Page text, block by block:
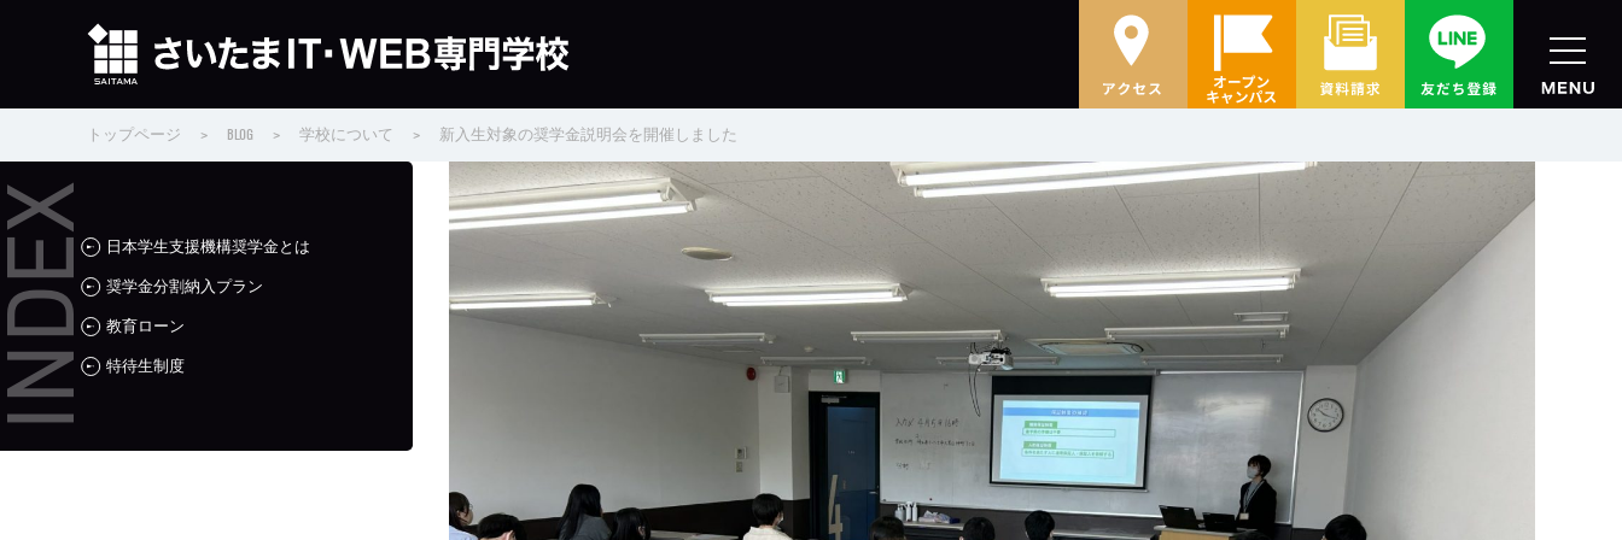
トップページ > BLOG > 学校について > 新入生対象の奨学金説明会を開催しました
日本学生支援機構奨学金とは
奨学金分割納入プラン
教育ローン
特待生制度